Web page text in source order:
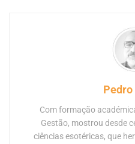
Pedro
Com formação
Gestão, mostrou desde
ciências esotéricas, que